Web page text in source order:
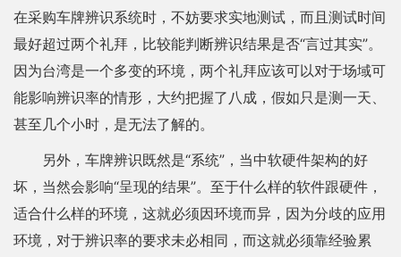
在采购车牌辨识系统时，不妨要求实地测试，而且测试时间
最好超过两个礼拜，比较能判断辨识结果是否“言过其实”。
因为台湾是一个多变的环境，两个礼拜应该可以对于场域可
能影响辨识率的情形，大约把握了八成，假如只是测一天、
甚至几个小时，是无法了解的。
另外，车牌辨识既然是“系统”，当中软硬件架构的好
坏，当然会影响“呈现的结果”。至于什么样的软件跟硬件，
适合什么样的环境，这就必须因环境而异，因为分歧的应用
环境，对于辨识率的要求未必相同，而这就必须靠经验累